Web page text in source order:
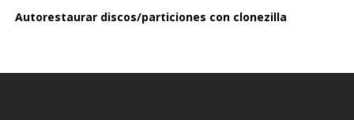
Autorestaurar discos/particiones con clonezilla